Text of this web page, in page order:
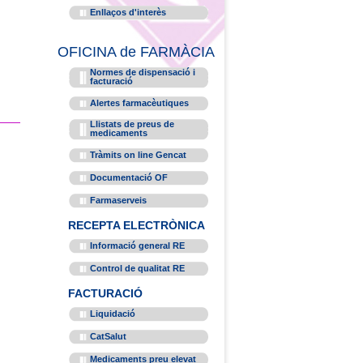
Enllaços d'interès
OFICINA de FARMÀCIA
Normes de dispensació i
facturació
Alertes farmacèutiques
Llistats de preus de
medicaments
Tràmits on line Gencat
Documentació OF
Farmaserveis
RECEPTA ELECTRÒNICA
Informació general RE
Control de qualitat RE
FACTURACIÓ
Liquidació
CatSalut
Medicaments preu elevat